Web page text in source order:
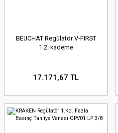
BEUCHAT Regülatör V-FIRST
1.2. kademe
17.171,67 TL